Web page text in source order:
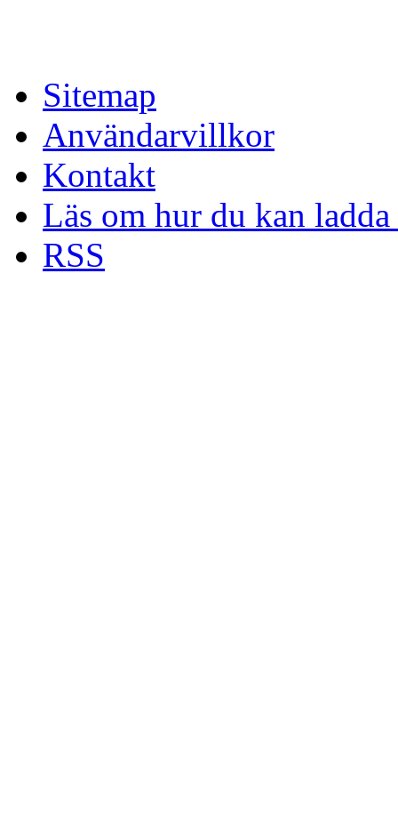
Sitemap
Användarvillkor
Kontakt
Läs om hur du kan
RSS